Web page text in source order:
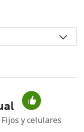
creado una contraseña
y celulares